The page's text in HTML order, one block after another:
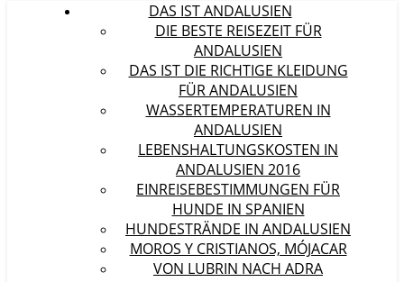
DAS IST ANDALUSIEN
DIE BESTE REISEZEIT FÜR
ANDALUSIEN
DAS IST DIE RICHTIGE KLEIDUNG
FÜR ANDALUSIEN
WASSERTEMPERATUREN IN
ANDALUSIEN
LEBENSHALTUNGSKOSTEN IN
ANDALUSIEN 2016
EINREISEBESTIMMUNGEN FÜR
HUNDE IN SPANIEN
HUNDESTRÄNDE IN ANDALUSIEN
MOROS Y CRISTIANOS, MÓJACAR
VON LUBRIN NACH ADRA